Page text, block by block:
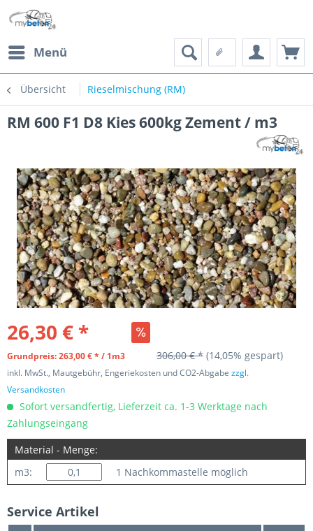
Menü
Übersicht Rieselmischung (RM)
RM 600 F1 D8 Kies 600kg Zement / m3
26,30 € *
Grundpreis: 263,00 € * / 1m3 306,00 € * (14,05% gespart)
inkl. MwSt., Mautgebühr, Engeriekosten und CO2-Abgabe zzgl.
Versandkosten
Sofort versandfertig, Lieferzeit ca. 1-3 Werktage nach
Zahlungseingang
Material - Menge:
m3:
1 Nachkommastelle möglich
Service Artikel